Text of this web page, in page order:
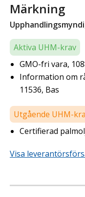
Märkning
Aktiva UHM-krav
GMO-fri vara,
Information om
11536, Bas
Utgående UHM-
Certifierad
Visa